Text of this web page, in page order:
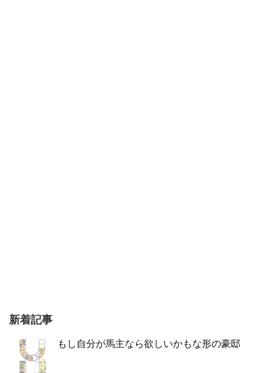
新着記事
もし自分が馬主なら欲しいかもな形の豪邸